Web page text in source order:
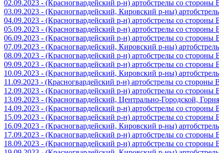
02.09.2023 - (Красногвардейский р-н) артобстрелы со
03.09.2023 - (Красногвардейский, Кировский р-ны)
04.09.2023 - (Красногвардейский р-н) артобстрелы со
05.09.2023 - (Красногвардейский р-н) артобстрелы со
06.09.2023 - (Красногвардейский р-н) артобстрелы со
07.09.2023 - (Красногвардейский, Кировский р-ны)
08.09.2023 - (Красногвардейский р-н) артобстрелы со
09.09.2023 - (Красногвардейский р-н) артобстрелы со
10.09.2023 - (Красногвардейский, Кировский р-ны)
11.09.2023 - (Красногвардейский р-н) артобстрелы со стороны
12.09.2023 - (Красногвардейский р-н) артобстрелы со
13.09.2023 - (Красногвардейский, Центрально-Городской,
14.09.2023 - (Красногвардейский р-н) артобстрелы со
15.09.2023 - (Красногвардейский р-н) артобстрелы со
16.09.2023 - (Красногвардейский, Кировский р-ны)
17.09.2023 - (Красногвардейский р-н) артобстрелы со
18.09.2023 - (Красногвардейский р-н) артобстрелы со